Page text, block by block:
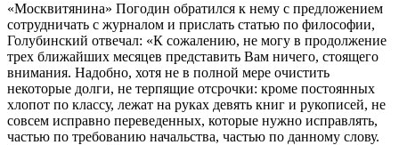
«Москвитянина» Погодин обратился к нему с предложением
сотрудничать с журналом и прислать статью по философии,
Голубинский отвечал: «К сожалению, не могу в продолжение
трех ближайших месяцев представить Вам ничего, стоящего
внимания. Надобно, хотя не в полной мере очистить
некоторые долги, не терпящие отсрочки: кроме постоянных
хлопот по классу, лежат на руках девять книг и рукописей, не
совсем исправно переведенных, которые нужно исправлять,
частью по требованию начальства, частью по данному слову.